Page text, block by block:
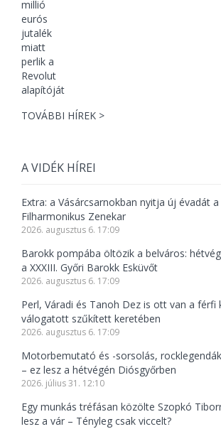
TOVÁBBI HÍREK >
A VIDÉK HÍREI
Extra: a Vásárcsarnokban nyitja új évadát a
Filharmonikus Zenekar
2026. augusztus 6. 17:09
Barokk pompába öltözik a belváros:
a XXXIII. Győri Barokk Esküvőt
2026. augusztus 6. 17:09
Perl, Váradi és Tanoh Dez is ott van a férfi
válogatott szűkített keretében
2026. augusztus 6. 17:09
Motorbemutató és -sorsolás,
– ez lesz a hétvégén Diósgyőrben
2026. július 31. 12:10
Egy munkás tréfásan közölte Szopkó
lesz a vár – Tényleg csak viccelt?